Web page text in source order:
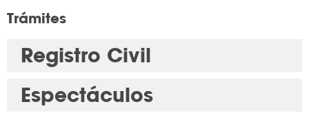
Trámites
Registro Civil
Espectáculos